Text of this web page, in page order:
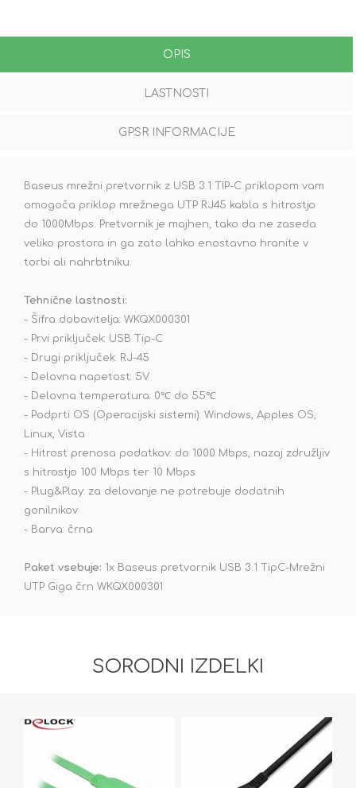
OPIS
LASTNOSTI
GPSR INFORMACIJE
Baseus mrežni pretvornik z USB 3.1 TIP-C priklopom vam
omogoča priklop mrežnega UTP RJ45 kabla s hitrostjo
do 1000Mbps. Pretvornik je majhen, tako da ne zaseda
veliko prostora in ga zato lahko enostavno hranite v
torbi ali nahrbtniku.
Tehnične lastnosti:
- Šifra dobavitelja: WKQX000301
- Prvi priključek: USB Tip-C
- Drugi priključek: RJ-45
- Delovna napetost: 5V
- Delovna temperatura: 0℃ do 55℃
- Podprti OS (Operacijski sistemi): Windows, Apples OS,
Linux, Vista
- Hitrost prenosa podatkov: do 1000 Mbps, nazaj združljiv
s hitrostjo 100 Mbps ter 10 Mbps
- Plug&Play: za delovanje ne potrebuje dodatnih
gonilnikov
- Barva: črna
Paket vsebuje: 1x Baseus pretvornik USB 3.1 TipC-Mrežni
UTP Giga črn WKQX000301
SORODNI IZDELKI